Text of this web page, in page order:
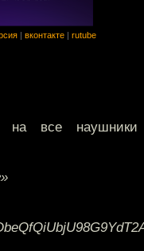
вконтакте rutube
на все наушники